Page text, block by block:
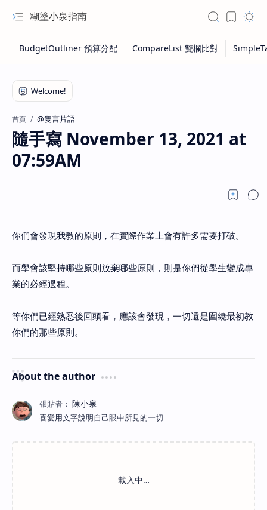
糊塗小泉指南
首頁 @隻言片語
隨手寫 November 13, 2021 at
07:59AM
你們會發現我教的原則，在實際作業上會有許多需要打破。
而學會該堅持哪些原則放棄哪些原則，則是你們從學生變成專
業的必經過程。
等你們已經熟悉後回頭看，應該會發現，一切還是圍繞最初教
你們的那些原則。
About the author
喜愛用文字說明自己眼中所見的一切